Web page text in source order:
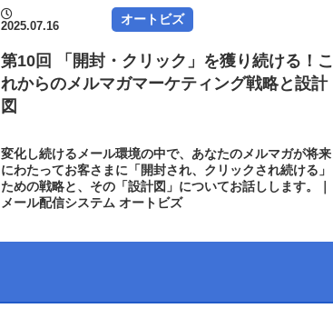
2025.07.16 オートビズ
第10回 「開封・クリック」を獲り続ける！こ
れからのメルマガマーケティング戦略と設計
図
変化し続けるメール環境の中で、あなたのメルマガが将来
にわたってお客さまに「開封され、クリックされ続ける」
ための戦略と、その「設計図」についてお話しします。｜
メール配信システム オートビズ